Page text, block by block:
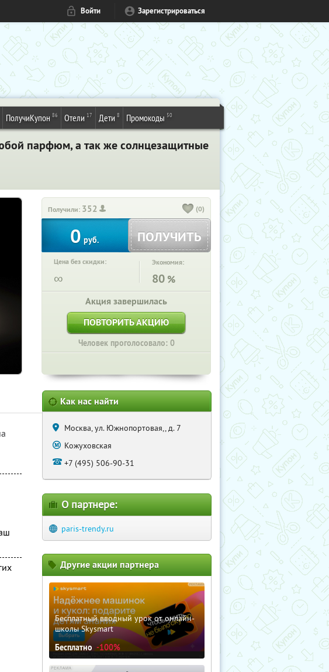
Войти Зарегистрироваться
ПолучиКупон 86 Отели 17 Дети 8 Промокоды 50
парфюм, а так же солнцезащитные
Получили: 352 (0)
0 руб. ПОЛУЧИТЬ
Цена без скидки:
∞
Экономия:
80 %
Акция завершилась
ПОВТОРИТЬ АКЦИЮ
Человек проголосовало: 0
Как нас найти
Москва, ул. Южнопортовая,, д. 7
Кожуховская
+7 (495) 506-90-31
О партнере:
paris-trendy.ru
Другие акции партнера
Бесплатный вводный урок от онлайн-
школы Skysmart
Бесплатно -100%